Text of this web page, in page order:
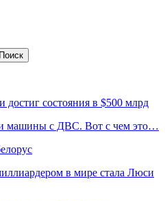
состояния в $500 млрд
машины с ДВС. Вот с чем это…
в мире стала Люси